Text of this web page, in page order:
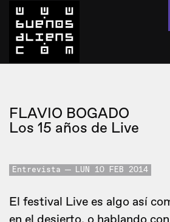
FLAVIO BOGADO
Los 15 años de Live
Entrevista LUN 10 FEB 2014
El festival Live es algo así